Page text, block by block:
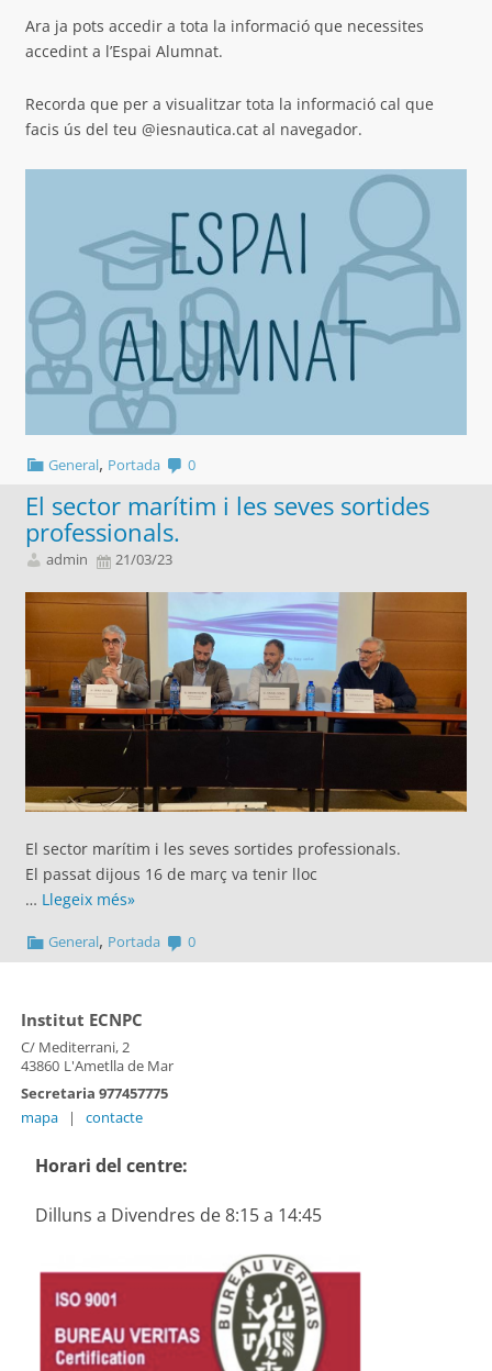
Ara ja pots accedir a tota la informació que necessites
accedint a l’Espai Alumnat.
Recorda que per a visualitzar tota la informació cal que
facis ús del teu @iesnautica.cat al navegador.
General, Portada 0
El sector marítim i les seves sortides
professionals.
admin 21/03/23
El sector marítim i les seves sortides professionals.
El passat dijous 16 de març va tenir lloc
… Llegeix més»
General, Portada 0
Institut ECNPC
C/ Mediterrani, 2
43860 L'Ametlla de Mar
Secretaria 977457775
mapa
| contacte
Horari del centre:
Dilluns a Divendres de 8:15 a 14:45